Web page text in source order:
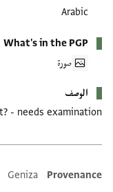
Arabic
What's in the PGP
صورة
الوصف
- needs examination.
metadata
Provenance
Geniza